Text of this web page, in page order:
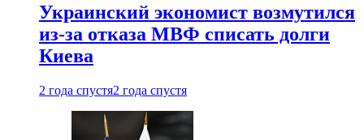
Украинский экономист возмутился
из-за отказа МВФ списать долги
Киева
2 года спустя2 года спустя